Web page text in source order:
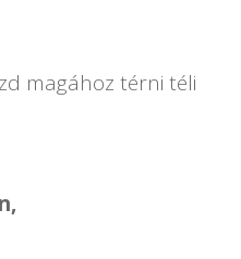
magához térni téli